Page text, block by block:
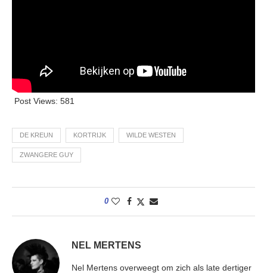
Post Views: 581
DE KREUN KORTRIJK WILDE WESTEN
ZWANGERE GUY
0
NEL MERTENS
Nel Mertens overweegt om zich als late dertiger